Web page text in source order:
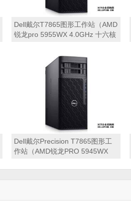
Dell戴尔T7865图形工作站（AMD
锐龙pro 5955WX 4.0GHz 十六核
固态硬盘+10TB 企业级硬盘丨
RTX3090 24GB显卡丨键盘鼠标
丨三年质保）
Dell戴尔Precision T7865图形工
作站（AMD锐龙PRO 5945WX
512GB PCIe固态硬盘+2TB 硬盘